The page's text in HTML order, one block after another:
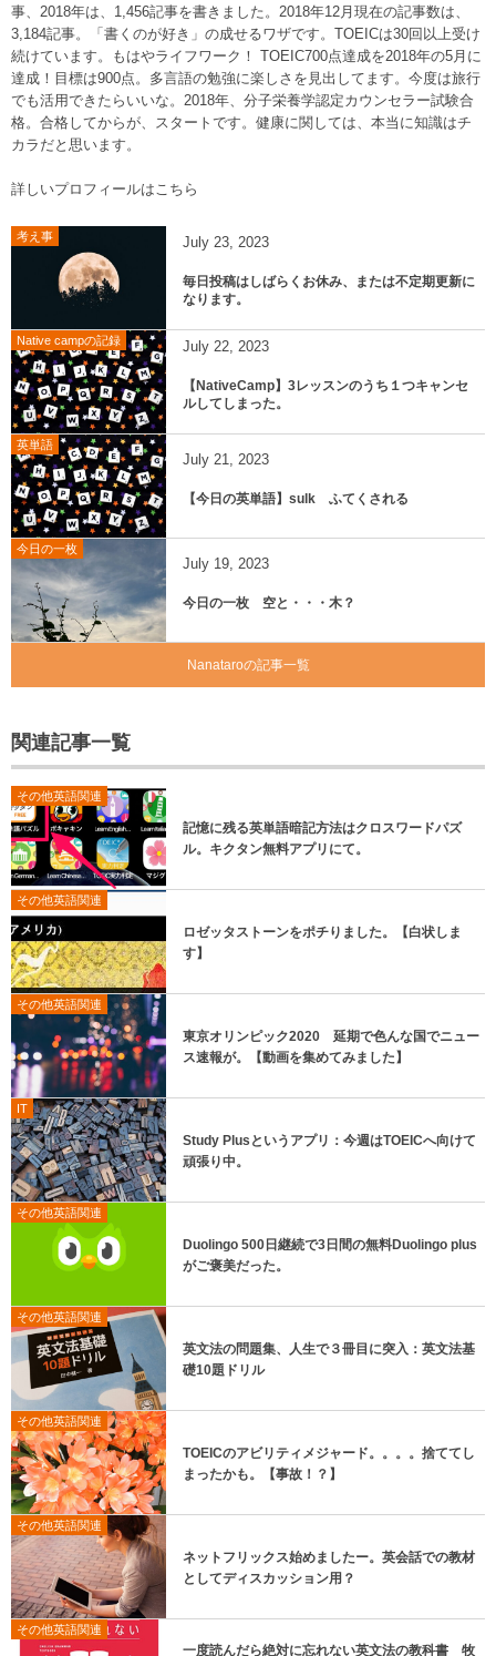
事、2018年は、1,456記事を書きました。2018年12月現在の記事数は、
3,184記事。「書くのが好き」の成せるワザです。TOEICは30回以上受け
続けています。もはやライフワーク！ TOEIC700点達成を2018年の5月に
達成！目標は900点。多言語の勉強に楽しさを見出してます。今度は旅行
でも活用できたらいいな。2018年、分子栄養学認定カウンセラー試験合
格。合格してからが、スタートです。健康に関しては、本当に知識はチ
カラだと思います。
詳しいプロフィールはこちら
考え事 July 23, 2023
毎日投稿はしばらくお休み、または不定期更新に
なります。
Native campの記録 July 22, 2023
【NativeCamp】3レッスンのうち１つキャンセ
ルしてしまった。
英単語
July 21, 2023
【今日の英単語】sulk ふてくされる
今日の一枚
July 19, 2023
今日の一枚 空と・・・木？
Nanataroの記事一覧
関連記事一覧
その他英語関連
記憶に残る英単語暗記方法はクロスワードパズ
ル。キクタン無料アプリにて。
その他英語関連
ロゼッタストーンをポチりました。【白状しま
す】
その他英語関連
東京オリンピック2020 延期で色んな国でニュー
ス速報が。【動画を集めてみました】
IT
Study Plusというアプリ：今週はTOEICへ向けて
頑張り中。
その他英語関連
Duolingo 500日継続で3日間の無料Duolingo plus
がご褒美だった。
その他英語関連
英文法の問題集、人生で３冊目に突入：英文法基
礎10題ドリル
その他英語関連
TOEICのアビリティメジャード。。。。捨ててし
まったかも。【事故！？】
その他英語関連
ネットフリックス始めましたー。英会話での教材
としてディスカッション用？
その他英語関連
一度読んだら絶対に忘れない英文法の教科書 牧